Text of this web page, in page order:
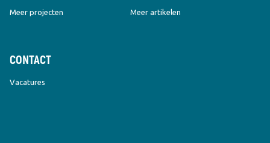
Meer projecten Meer artikelen
CONTACT
Vacatures